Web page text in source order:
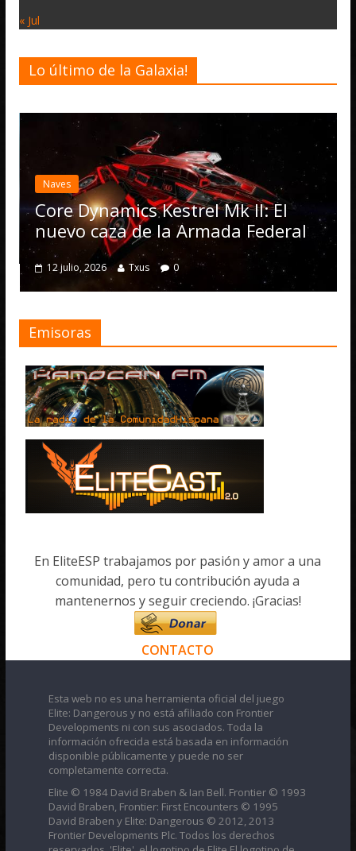
« Jul
Lo último de la Galaxia!
Naves
Core Dynamics Kestrel Mk II: El
nuevo caza de la Armada Federal
12 julio, 2026 Txus 0
Emisoras
En EliteESP trabajamos por pasión y amor a una
comunidad, pero tu contribución ayuda a
mantenernos y seguir creciendo. ¡Gracias!
CONTACTO
Esta web no es una herramienta oficial del juego
Elite: Dangerous y no está afiliado con Frontier
Developments ni con sus asociados. Toda la
información ofrecida está basada en información
disponible públicamente y puede no ser
completamente correcta.
Elite © 1984 David Braben & Ian Bell. Frontier © 1993
David Braben, Frontier: First Encounters © 1995
David Braben y Elite: Dangerous © 2012, 2013
Frontier Developments Plc. Todos los derechos